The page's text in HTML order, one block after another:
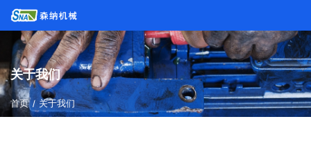
关于我们
首页 / 关于我们